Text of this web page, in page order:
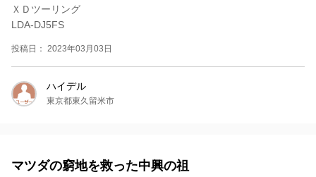
ＸＤツーリング
LDA-DJ5FS
投稿日： 2023年03月03日
ハイデル
東京都東久留米市
マツダの窮地を救った中興の祖